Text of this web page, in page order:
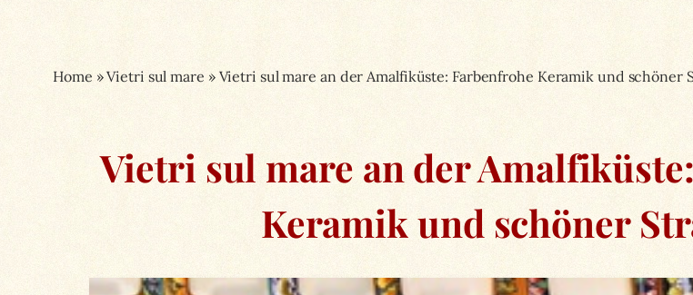
Home »Vietri sul mare » Vietri sul mare an der Amalfiküste: Farbenfrohe Keramik und schöner
Vietri sul mare an der
Keramik und schöner